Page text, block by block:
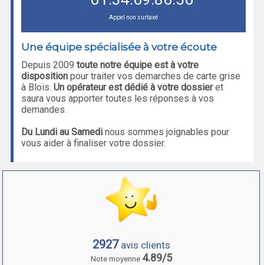
Appel non surtaxé
Une équipe spécialisée à votre écoute
Depuis 2009 toute notre équipe est à votre
dispositionpour traiter vos demarches de carte grise
à Blois. Un opérateur est dédié à votre dossieret
saura vous apporter toutes les réponses à vos
demandes.
Du Lundi au Samedinous sommes joignables pour
vous aider à finaliser votre dossier.
2927avis clients
Note moyenne 4.89/5